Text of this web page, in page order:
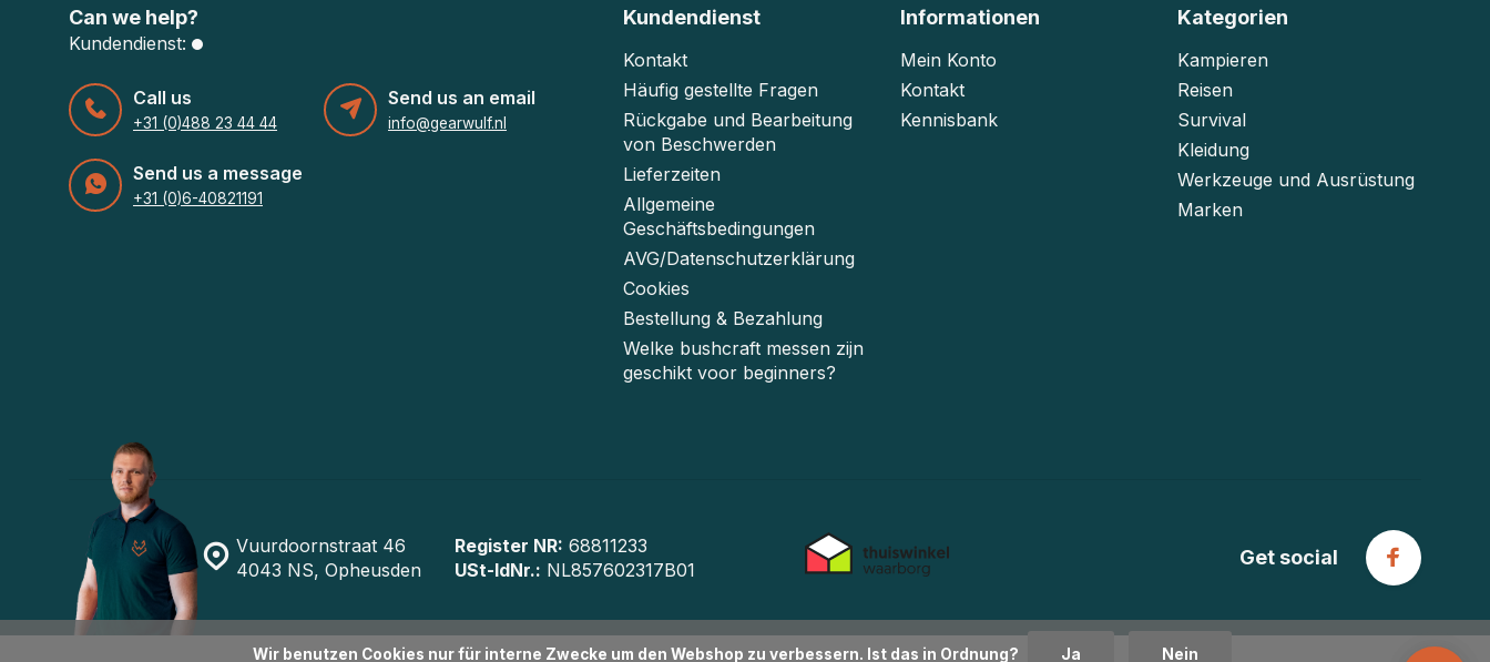
Can we help?
Kundendienst:
Call us
+31 (0)488 23 44 44
Send us an email
info@gearwulf.nl
Send us a message
+31 (0)6-40821191
Kundendienst
Kontakt
Häufig gestellte Fragen
Rückgabe und Bearbeitung
von Beschwerden
Lieferzeiten
Allgemeine
Geschäftsbedingungen
AVG/Datenschutzerklärung
Cookies
Bestellung & Bezahlung
Welke bushcraft messen zijn
geschikt voor beginners?
Informationen
Mein Konto
Kontakt
Kennisbank
Kategorien
Kampieren
Reisen
Survival
Kleidung
Werkzeuge und Ausrüstung
Marken
Vuurdoornstraat 46
4043 NS, Opheusden
Register NR: 68811233
USt-IdNr.: NL857602317B01
Get social
Wir benutzen Cookies nur für interne Zwecke um den Webshop zu verbessern. Ist das in Ordnung? Ja Nein